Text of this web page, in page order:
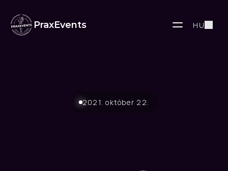
PraxEvents HU
2021. október 22.